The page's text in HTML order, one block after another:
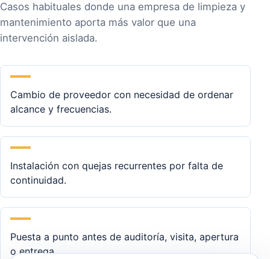
Casos habituales donde una empresa de limpieza y
mantenimiento aporta más valor que una
intervención aislada.
Cambio de proveedor con necesidad de ordenar
alcance y frecuencias.
Instalación con quejas recurrentes por falta de
continuidad.
Puesta a punto antes de auditoría, visita, apertura
o entrega.